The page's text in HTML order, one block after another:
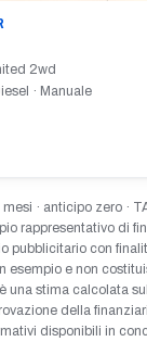
2wd
· Manuale
· anticipo zero ·
rappresentativo di
pubblicitario con
esempio e non
una stima calcolata
della
disponibili in